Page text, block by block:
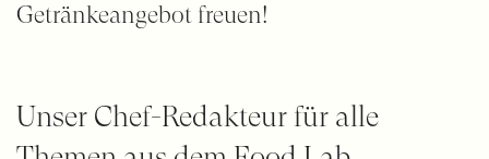
Getränkeangebot freuen!
Unser Chef-Redakteur für alle